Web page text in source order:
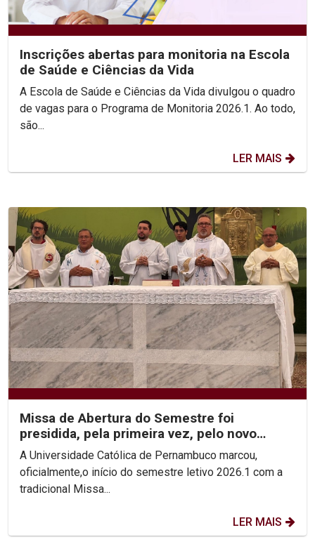
Inscrições abertas para monitoria na Escola
de Saúde e Ciências da Vida
A Escola de Saúde e Ciências da Vida divulgou o quadro
de vagas para o Programa de Monitoria 2026.1. Ao todo,
são...
LER MAIS
Missa de Abertura do Semestre foi
presidida, pela primeira vez, pelo novo
Reitor, Pe. Carlos Fritzen
A Universidade Católica de Pernambuco marcou,
oficialmente,o início do semestre letivo 2026.1 com a
tradicional Missa...
LER MAIS